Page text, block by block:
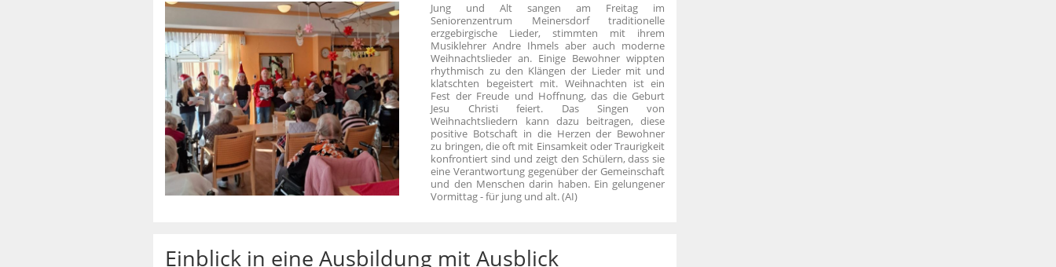
Jung und Alt sangen am Freitag im
Seniorenzentrum Meinersdorf traditionelle
erzgebirgische Lieder, stimmten mit ihrem
Musiklehrer Andre Ihmels aber auch moderne
Weihnachtslieder an. Einige Bewohner wippten
rhythmisch zu den Klängen der Lieder mit und
klatschten begeistert mit. Weihnachten ist ein
Fest der Freude und Hoffnung, das die Geburt
Jesu Christi feiert. Das Singen von
Weihnachtsliedern kann dazu beitragen, diese
positive Botschaft in die Herzen der Bewohner
zu bringen, die oft mit Einsamkeit oder Traurigkeit
konfrontiert sind und zeigt den Schülern, dass sie
eine Verantwortung gegenüber der Gemeinschaft
und den Menschen darin haben. Ein gelungener
Vormittag - für jung und alt. (AI)
Einblick in eine Ausbildung mit Ausblick